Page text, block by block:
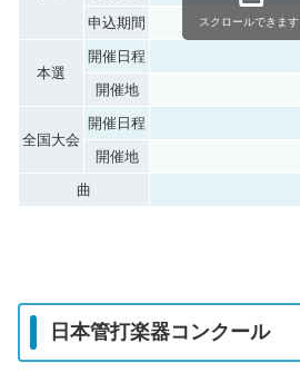
申込期間
本選
開催日程
開催地
全国大会
開催日程
開催地
曲
スクロールできます
日本管打楽器コンクール